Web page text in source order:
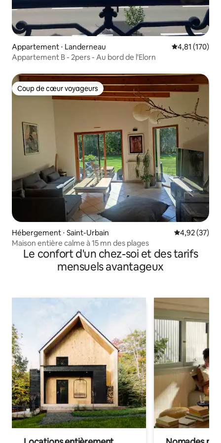
Appartement ⋅ Landerneau Évaluation
4,81 (170)
Appartement B - 2pers - Au bord de l'Elorn
Coup de cœur voyageurs
Coup de cœur voyageurs
Hébergement ⋅ Saint-Urbain Évaluation
4,92 (37)
Maison entière calme à 15 mn des plages
Le confort d'un chez-soi et des tarifs
mensuels avantageux